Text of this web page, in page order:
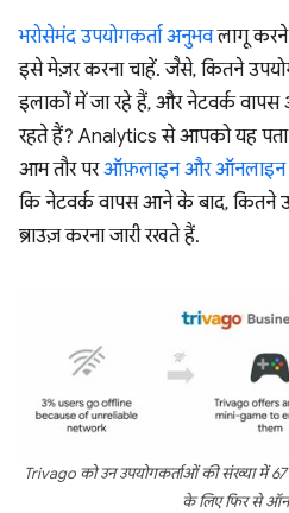
भरोसेमंद उपयोगकर्ता अनुभवलागू करने
इसे मेज़र करना चाहें. जैसे, कितने
इलाकों में जा रहे हैं, और नेटवर्क
रहते हैं? Analytics से आपको यह
आम तौर परऑफ़लाइन और ऑनलाइन
कि नेटवर्क वापस आने के बाद, कितने
ब्राउज़ करना जारी रखते हैं.
Trivago को उन उपयोगकर्ताओं की संख्या में
के लिए फिर से